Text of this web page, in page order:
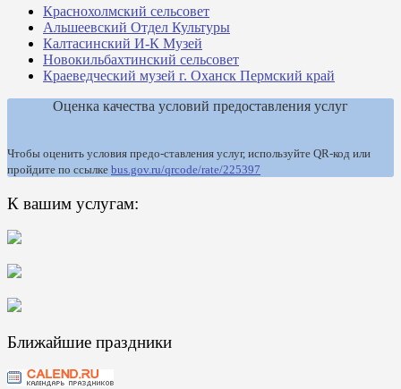
Краснохолмский сельсовет
Альшеевский Отдел Культуры
Калтасинский И-К Музей
Новокильбахтинский сельсовет
Краеведческий музей г. Оханск Пермский край
Оценка качества условий предоставления услуг
Чтобы оценить условия предо-ставления услуг, используйте QR-код или
пройдите по ссылке bus.gov.ru/qrcode/rate/225397
К вашим услугам:
Ближайшие праздники